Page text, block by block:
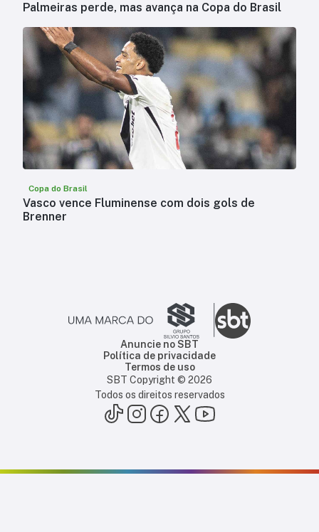
Palmeiras perde, mas avança na Copa do Brasil
Copa do Brasil
Vasco vence Fluminense com dois gols de
Brenner
Anuncie no SBT
Política de privacidade
Termos de uso
SBT Copyright © 2026
Todos os direitos reservados